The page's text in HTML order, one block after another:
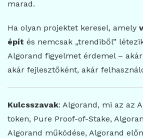
marad.
Ha olyan projektet keresel, amely
épít és nemcsak „trendiből”
Algorand figyelmet érdemel –
akár fejlesztőként, akár
Kulcsszavak: Algorand, mi az az
token, Pure Proof-of-Stake,
Algorand működése, Algorand